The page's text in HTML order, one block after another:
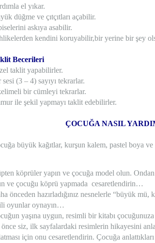
el yıkar.
düğme ve çıtçıtları açabilir.
askıya asabilir.
kendini koruyabilir,bir yerine bir şey
Becerileri
taklit yapabilirler.
(3 – 4) sayıyı tekrarlar.
bir cümleyi tekrarlar.
ile şekil yapmayı taklit edebilirler.
ÇOCUĞA NASIL
büyük kağıtlar, kurşun kalem, pastel boya
köprüler yapın ve çocuğa model olun. Ondan
ve çocuğu köprü yapmada cesaretlendirin…
önceden hazırladığınız nesnelerle “büyük
oyunlar oynayın…
yaşına uygun, resimli bir kitabı
siz, ilk sayfalardaki resimlerin hikayesini
için onu cesaretlendirin. Çocuğa